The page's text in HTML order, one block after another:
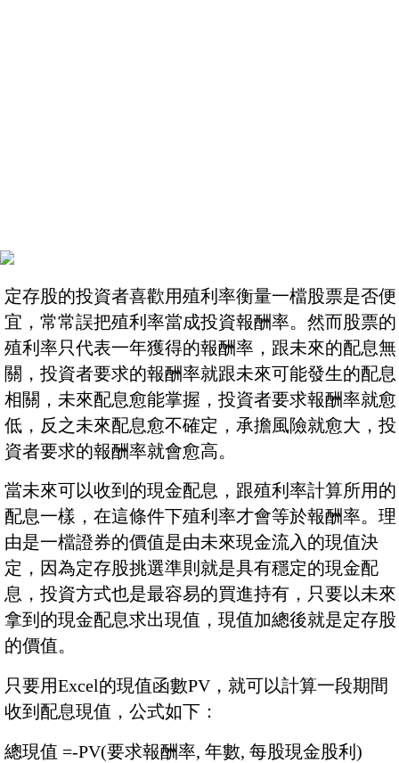
定存股的投資者喜歡用殖利率衡量一檔股票是否便
宜，常常誤把殖利率當成投資報酬率。然而股票的
殖利率只代表一年獲得的報酬率，跟未來的配息無
關，投資者要求的報酬率就跟未來可能發生的配息
相關，未來配息愈能掌握，投資者要求報酬率就愈
低，反之未來配息愈不確定，承擔風險就愈大，投
資者要求的報酬率就會愈高。
當未來可以收到的現金配息，跟殖利率計算所用的
配息一樣，在這條件下殖利率才會等於報酬率。理
由是一檔證券的價值是由未來現金流入的現值決
定，因為定存股挑選準則就是具有穩定的現金配
息，投資方式也是最容易的買進持有，只要以未來
拿到的現金配息求出現值，現值加總後就是定存股
的價值。
只要用Excel的現值函數PV，就可以計算一段期間
收到配息現值，公式如下：
總現值 =-PV(要求報酬率, 年數, 每股現金股利)